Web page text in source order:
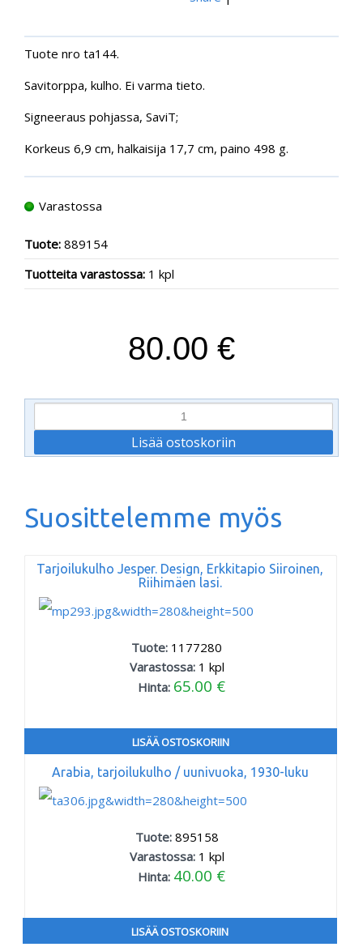
Tuote nro ta144.
Savitorppa, kulho. Ei varma tieto.
Signeeraus pohjassa, SaviT;
Korkeus 6,9 cm, halkaisija 17,7 cm, paino 498 g.
Varastossa
Tuote: 889154
Tuotteita varastossa: 1 kpl
80.00 €
Suosittelemme myös
Tarjoilukulho Jesper. Design, Erkkitapio Siiroinen,
Riihimäen lasi.
Tuote: 1177280
Varastossa: 1 kpl
Hinta: 65.00 €
LISÄÄ OSTOSKORIIN
Arabia, tarjoilukulho / uunivuoka, 1930-luku
Tuote: 895158
Varastossa: 1 kpl
Hinta: 40.00 €
LISÄÄ OSTOSKORIIN